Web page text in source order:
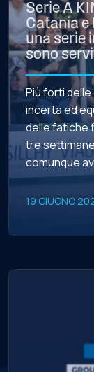
Serie A
Catania e
una serie
sono
Più forti
incerta ed
delle fatiche
tre
comunque
Catania e
post-season
19 GIUGNO